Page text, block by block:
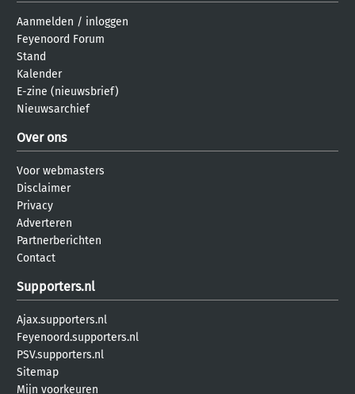
Aanmelden / inloggen
Feyenoord Forum
Stand
Kalender
E-zine (nieuwsbrief)
Nieuwsarchief
Over ons
Voor webmasters
Disclaimer
Privacy
Adverteren
Partnerberichten
Contact
Supporters.nl
Ajax.supporters.nl
Feyenoord.supporters.nl
PSV.supporters.nl
Sitemap
Mijn voorkeuren